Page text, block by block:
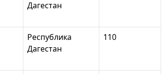
Дагестан
Республика
Дагестан
110